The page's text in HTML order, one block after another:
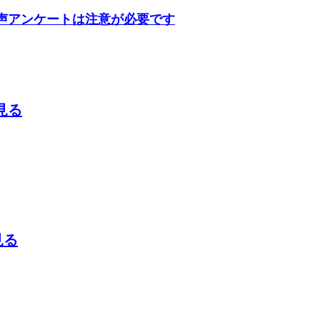
アンケートは注意が必要です
る
る